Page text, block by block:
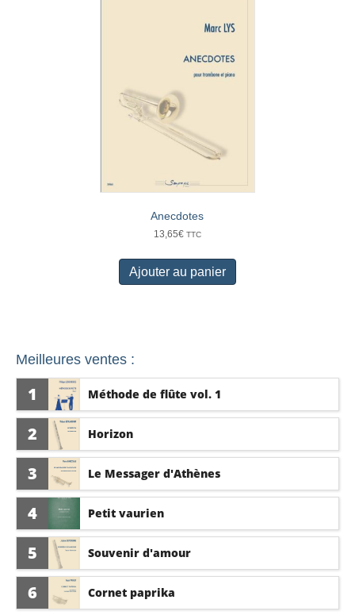
Anecdotes
13,65€ TTC
Ajouter au panier
Meilleures ventes :
1 Méthode de flûte vol. 1
2 Horizon
3 Le Messager d'Athènes
4 Petit vaurien
5 Souvenir d'amour
6 Cornet paprika